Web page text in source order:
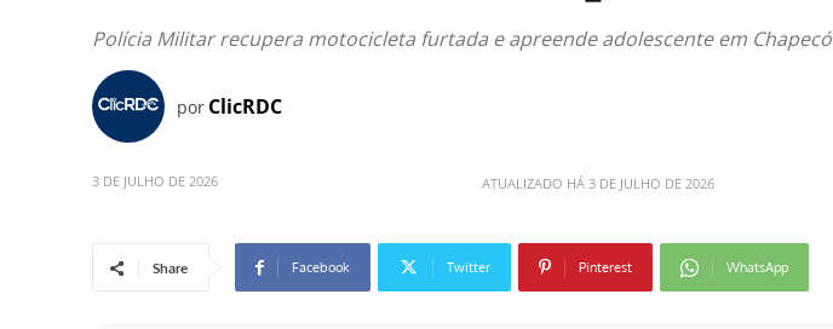
Polícia Militar recupera motocicleta furtada e apreende adolescente em Chapecó
por ClicRDC
3 DE JULHO DE 2026 ATUALIZADO HÁ 3 DE JULHO DE 2026
Share Facebook Twitter Pinterest WhatsApp